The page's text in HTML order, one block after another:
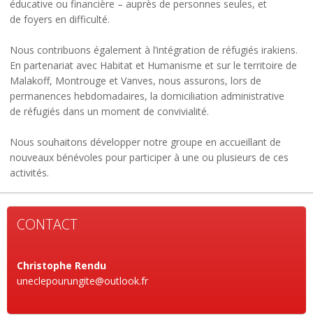
éducative ou financière – auprès de personnes seules, et
de foyers en difficulté.
Nous contribuons également à l’intégration de réfugiés irakiens.
En partenariat avec Habitat et Humanisme et sur le territoire de
Malakoff, Montrouge et Vanves, nous assurons, lors de
permanences hebdomadaires, la domiciliation administrative
de réfugiés dans un moment de convivialité.
Nous souhaitons développer notre groupe en accueillant de
nouveaux bénévoles pour participer à une ou plusieurs de ces
activités.
CONTACT
Christophe Rendu
uneclepourungite@outlook.fr